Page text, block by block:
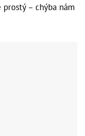
– chýba nám